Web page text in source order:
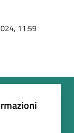
11:59